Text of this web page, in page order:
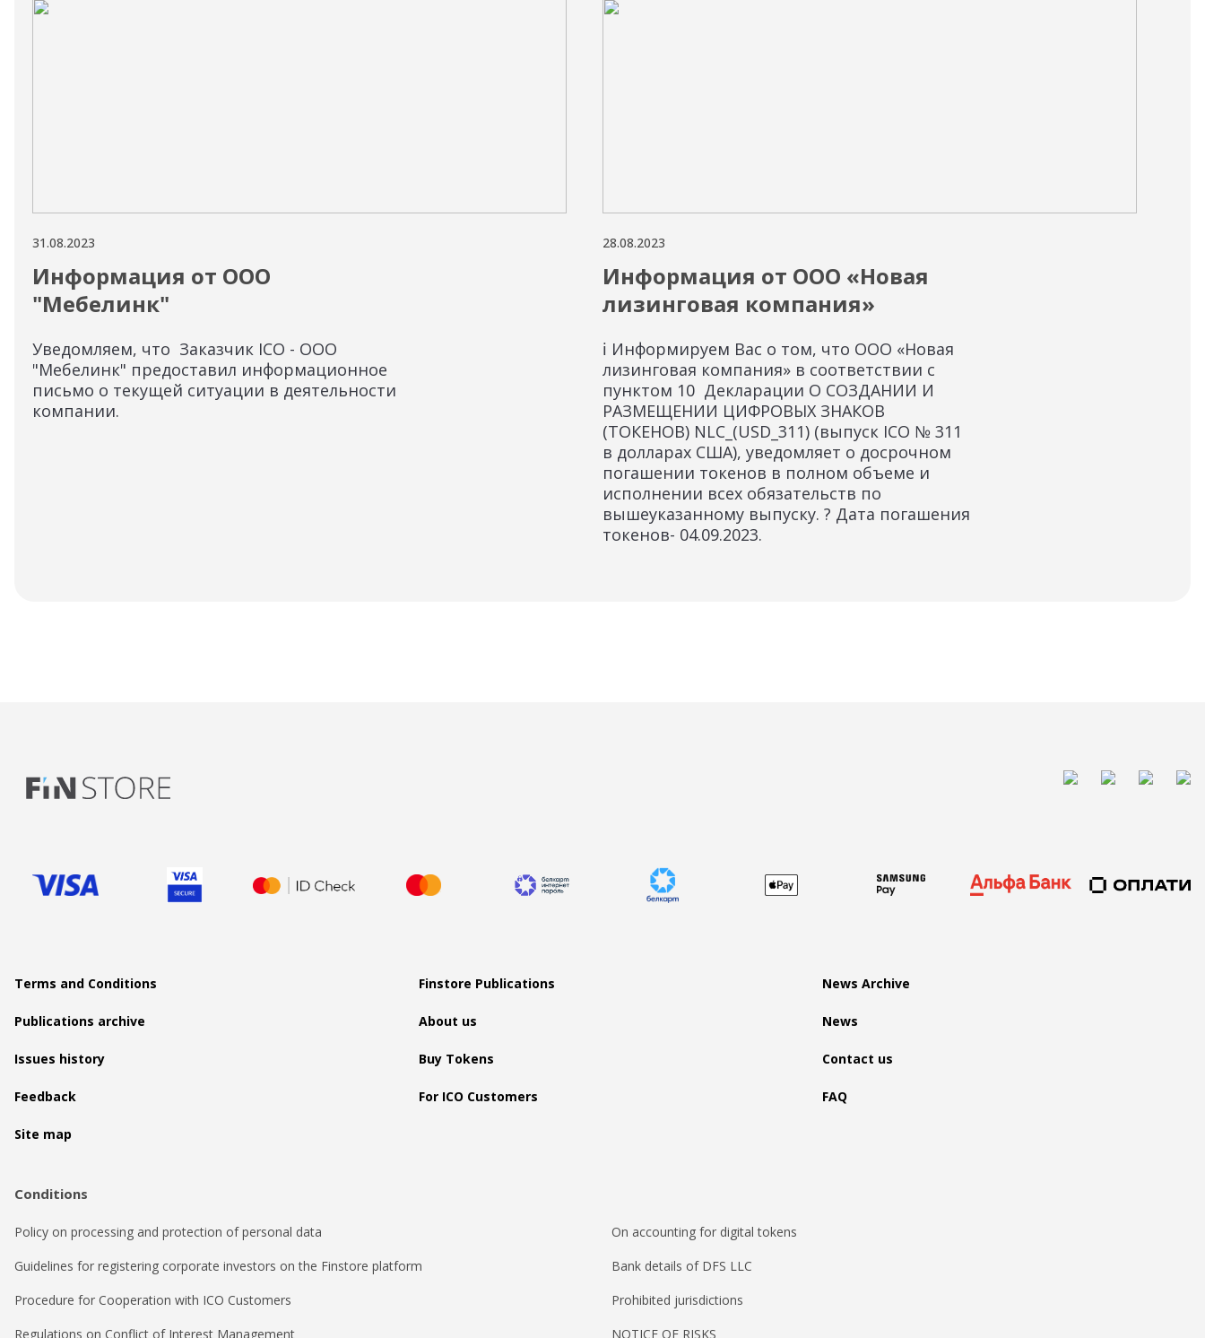
31.08.2023
Информация от ООО
"Мебелинк"
Уведомляем, что Заказчик ICO - ООО
"Мебелинк" предоставил информационное
письмо о текущей ситуации в деятельности
компании.
28.08.2023
Информация от ООО «Новая
лизинговая компания»
ℹ️ Информируем Вас о том, что ООО «Новая
лизинговая компания» в соответствии с
пунктом 10 Декларации О СОЗДАНИИ И
РАЗМЕЩЕНИИ ЦИФРОВЫХ ЗНАКОВ
(ТОКЕНОВ) NLC_(USD_311) (выпуск ICO № 311
в долларах США), уведомляет о досрочном
погашении токенов в полном объеме и
исполнении всех обязательств по
вышеуказанному выпуску. ? Дата погашения
токенов- 04.09.2023.
Terms and Conditions Finstore Publications News Archive
Publications archive About us News
Issues history Buy Tokens Contact us
Feedback For ICO Customers FAQ
Site map
Conditions
Policy on processing and protection of personal data
On accounting for digital tokens
Guidelines for registering corporate investors on the Finstore platform
Bank details of DFS LLC
Procedure for Cooperation with ICO Customers
Prohibited jurisdictions
Regulations on Conflict of Interest Management
NOTICE OF RISKS